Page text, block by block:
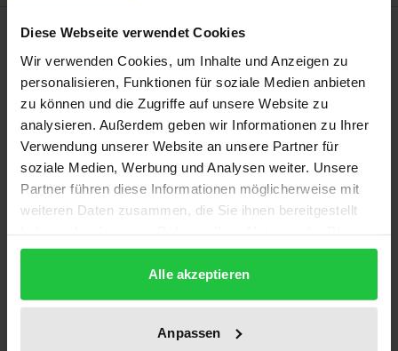
Diese Webseite verwendet Cookies
Wir verwenden Cookies, um Inhalte und Anzeigen zu
personalisieren, Funktionen für soziale Medien anbieten
zu können und die Zugriffe auf unsere Website zu
analysieren. Außerdem geben wir Informationen zu Ihrer
Verwendung unserer Website an unsere Partner für
soziale Medien, Werbung und Analysen weiter. Unsere
Partner führen diese Informationen möglicherweise mit
weiteren Daten zusammen, die Sie ihnen bereitgestellt
gesammelt haben.
Alle akzeptieren
Anpassen
Description
In Gewerbemietverträgen wird regelmäßig den
Interessen der Vermieterseite Rechnung getragen,
ohne Ausschöpfung des Rechtsschutzes für
Gegenrechte der Mieterseite vorab einen Titel über
Mietrückstände zu erlangen. Der Mieter, der
Gegenrechte geltend macht, wird auf einen
man von liquiden oder bereits titulierten
Gegenrechten absieht. Mit dieser Praxis wird der
Vermieterseite eine zügige Titulierung und